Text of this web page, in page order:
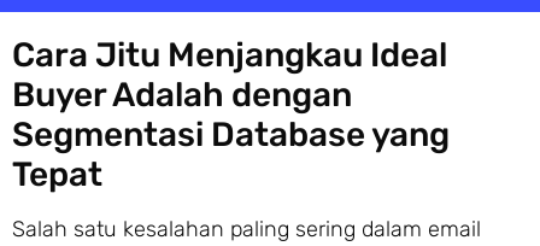
Cara Jitu Menjangkau Ideal
Buyer Adalah dengan
Segmentasi Database yang
Tepat
Salah satu kesalahan paling sering dalam email